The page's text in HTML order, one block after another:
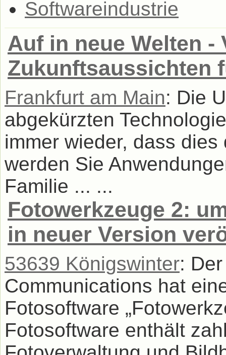
Softwareindustrie
Auf in neue Welten
Zukunftsaussichten
Frankfurt am Main: Die
abgekürzten
immer wieder, dass
werden Sie
Familie ... ...
Fotowerkzeuge 2:
in neuer Version
53639 Königswinter:
Communications hat
Fotosoftware
Fotosoftware enthält